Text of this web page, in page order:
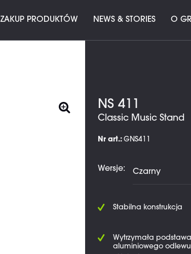
ZAKUP PRODUKTÓW NEWS & STORIES O
NS 411
Classic Music Stand
Nr art.: GNS411
Wersje:
Stabilna konstrukcja
Wytrzymała podstawa
aluminiowego odlewu